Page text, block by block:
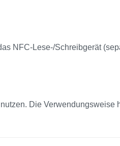
NFC-Lese-/Schreibgerät
Die Verwendungsweise